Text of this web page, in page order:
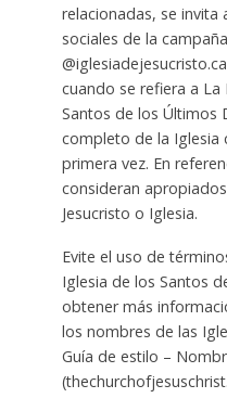
relacionadas, se invita
sociales de la campaña
cuando se refiera a La
Santos de los Últimos
completo de la Iglesia
primera vez. En
consideran
Jesucristo o Iglesia.
Evite el uso de
Iglesia de los Santos
obtener más
los nombres de las
Guía de estilo –